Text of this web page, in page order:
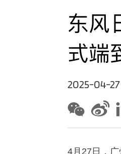
东风
式端
2025-04-27
4 月27日，